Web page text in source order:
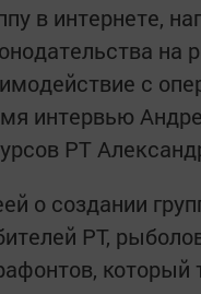
в интернете,
на
с
интервью
РТ
о создании
РТ,
который